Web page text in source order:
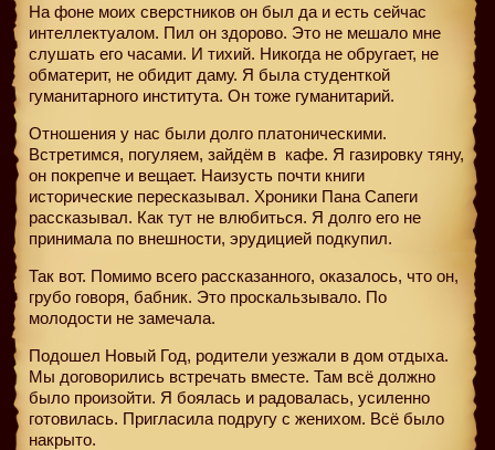
На фоне моих сверстников он был да и есть сейчас
интеллектуалом. Пил он здорово. Это не мешало мне
слушать его часами. И тихий. Никогда не обругает, не
обматерит, не обидит даму. Я была студенткой
гуманитарного института. Он тоже гуманитарий.
Отношения у нас были долго платоническими.
Встретимся, погуляем, зайдём в кафе. Я газировку тяну,
он покрепче и вещает. Наизусть почти книги
исторические пересказывал. Хроники Пана Сапеги
рассказывал. Как тут не влюбиться. Я долго его не
принимала по внешности, эрудицией подкупил.
Так вот. Помимо всего рассказанного, оказалось, что он,
грубо говоря, бабник. Это проскальзывало. По
молодости не замечала.
Подошел Новый Год, родители уезжали в дом отдыха.
Мы договорились встречать вместе. Там всё должно
было произойти. Я боялась и радовалась, усиленно
готовилась. Пригласила подругу с женихом. Всё было
накрыто.